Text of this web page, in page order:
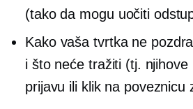
(tako da mogu uočiti
Kako vaša tvrtka ne
i što neće tražiti (tj. njihove
prijavu ili klik na poveznicu